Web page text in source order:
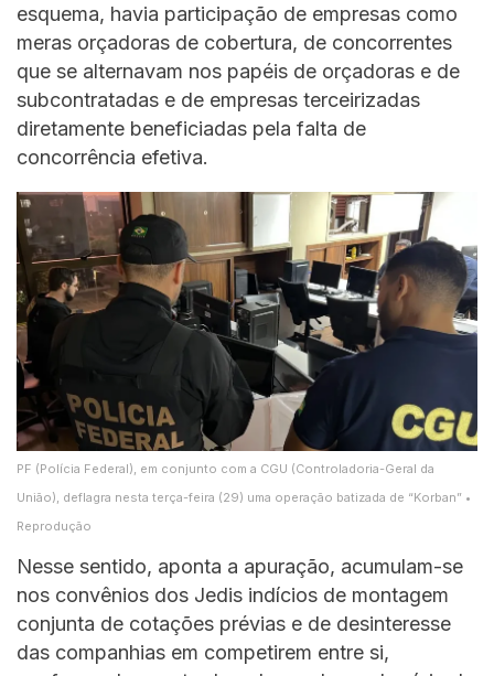
esquema, havia participação de empresas como
meras orçadoras de cobertura, de concorrentes
que se alternavam nos papéis de orçadoras e de
subcontratadas e de empresas terceirizadas
diretamente beneficiadas pela falta de
concorrência efetiva.
PF (Polícia Federal), em conjunto com a CGU (Controladoria-Geral da
União), deflagra nesta terça-feira (29) uma operação batizada de “Korban” •
Reprodução
Nesse sentido, aponta a apuração, acumulam-se
nos convênios dos Jedis indícios de montagem
conjunta de cotações prévias e de desinteresse
das companhias em competirem entre si,